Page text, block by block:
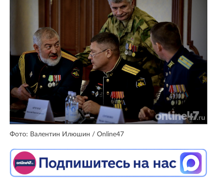
Фото: Валентин Илюшин / Online47